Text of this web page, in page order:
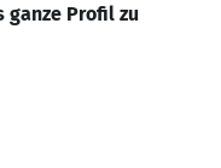
ganze Profil zu